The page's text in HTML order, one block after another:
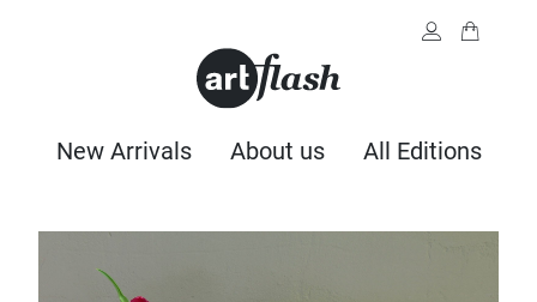
New Arrivals About us All Editions